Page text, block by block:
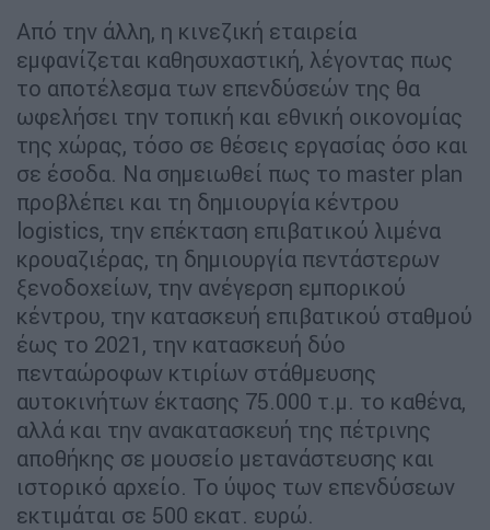
Από την άλλη, η κινεζική εταιρεία
εµφανίζεται καθησυχαστική, λέγοντας πως
το αποτέλεσµα των επενδύσεών της θα
ωφελήσει την τοπική και εθνική οικονοµίας
της χώρας, τόσο σε θέσεις εργασίας όσο και
σε έσοδα. Να σηµειωθεί πως το master plan
προβλέπει και τη δηµιουργία κέντρου
logistics, την επέκταση επιβατικού λιµένα
κρουαζιέρας, τη δηµιουργία πεντάστερων
ξενοδοχείων, την ανέγερση εµπορικού
κέντρου, την κατασκευή επιβατικού σταθµού
έως το 2021, την κατασκευή δύο
πενταώροφων κτιρίων στάθµευσης
αυτοκινήτων έκτασης 75.000 τ.µ. το καθένα,
αλλά και την ανακατασκευή της πέτρινης
αποθήκης σε µουσείο µετανάστευσης και
ιστορικό αρχείο. Το ύψος των επενδύσεων
εκτιµάται σε 500 εκατ. ευρώ.